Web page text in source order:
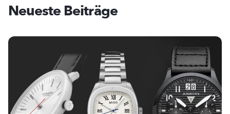
Neueste Beiträge